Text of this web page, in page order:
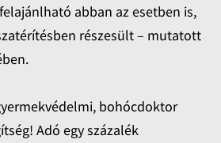
abban az esetben is,
részesült – mutatott
bohócdoktor
Adó egy százalék